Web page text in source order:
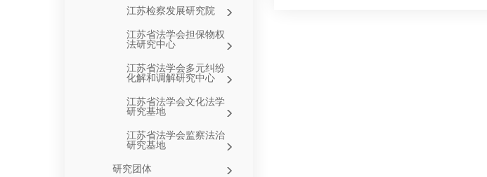
江苏检察发展研究院
江苏省法学会担保物权
法研究中心
江苏省法学会多元纠纷
化解和调解研究中心
江苏省法学会文化法学
研究基地
江苏省法学会监察法治
研究基地
研究团体